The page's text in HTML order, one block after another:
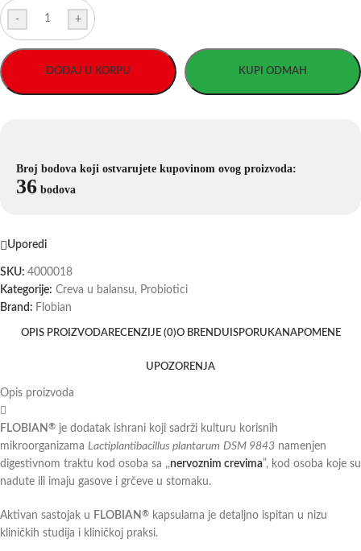
- +
DODAJ U KORPU KUPI ODMAH
Broj bodova koji ostvarujete kupovinom ovog proizvoda:
36 bodova
Uporedi
SKU: 4000018
Kategorije: Creva u balansu, Probiotici
Brand: Flobian
OPIS PROIZVODARECENZIJE (0)O BRENDU ISPORUKANAPOMENE
UPOZORENJA
Opis proizvoda
FLOBIAN ® je dodatak ishrani koji sadrži kulturu korisnih
mikroorganizama Lactiplantibacillus plantarum DSM 9843 namenjen
digestivnom traktu kod osoba sa ,,nervoznim crevima”, kod osoba koje su
nadute ili imaju gasove i grčeve u stomaku.
Aktivan sastojak u FLOBIAN ® kapsulama je detaljno ispitan u nizu
kliničkih studija i kliničkoj praksi.